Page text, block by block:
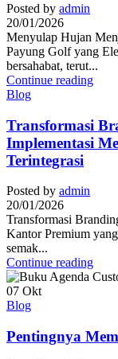
Posted by admin
20/01/2026
Menyulap Hujan
Payung Golf yang
bersahabat, terut...
Continue reading
Blog
Transformasi
Implementasi
Terintegrasi
Posted by admin
20/01/2026
Transformasi
Kantor Premium
semak...
Continue reading
07 Okt
Blog
Pentingnya